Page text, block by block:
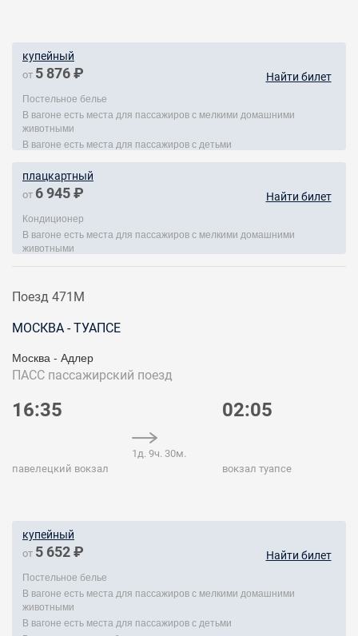
купейный
от 5 876 ₽ Найти билет
Постельное белье
В вагоне есть места для пассажиров с мелкими домашними
животными
В вагоне есть места для пассажиров с детьми
плацкартный
от 6 945 ₽ Найти билет
Кондиционер
В вагоне есть места для пассажиров с мелкими домашними
животными
Поезд 471М
МОСКВА - ТУАПСЕ
Москва - Адлер
ПАСС пассажирский поезд
16:35
павелецкий вокзал
1д. 9ч. 30м.
02:05
вокзал туапсе
купейный
от 5 652 ₽ Найти билет
Постельное белье
В вагоне есть места для пассажиров с мелкими домашними
животными
В вагоне есть места для пассажиров с детьми